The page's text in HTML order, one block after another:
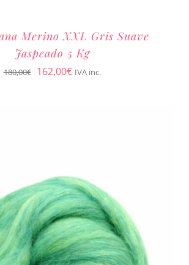
Merino XXL Gris Suave
Jaspeado 5 Kg
180,00€ El
162,00€ElIVA inc.